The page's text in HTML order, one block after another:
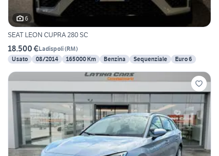
6
SEAT LEON CUPRA 280 SC
18.500 €Ladispoli(RM)
Usato
08/2014 165000 Km Benzina Sequenziale Euro 6